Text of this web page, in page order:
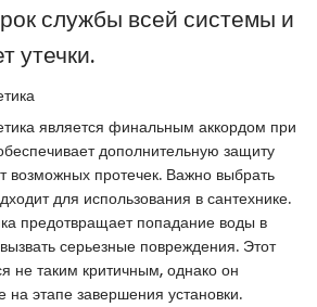
службы всей системы и
утечки.
является финальным аккордом при
дополнительную защиту
возможных протечек. Важно выбрать
для использования в сантехнике.
предотвращает попадание воды в
серьезные повреждения. Этот
не таким критичным, однако он
на этапе завершения установки.